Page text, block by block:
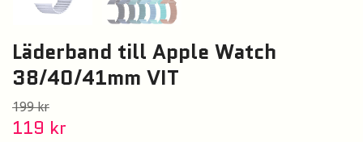
Läderband till Apple Watch
38/40/41mm VIT
199 kr
119 kr